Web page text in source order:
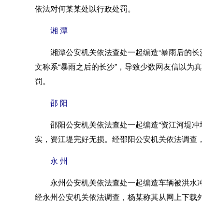
依法对何某某处以行政处罚。
湘 潭
湘潭公安机关依法查处一起编造“暴雨后的长
文称系“暴雨之后的长沙”，导致少数网友信以
罚。
邵 阳
邵阳公安机关依法查处一起编造“资江河堤冲
实，资江堤完好无损。经邵阳公安机关依法调查
永 州
永州公安机关依法查处一起编造车辆被洪水冲
经永州公安机关依法调查，杨某称其从网上下载